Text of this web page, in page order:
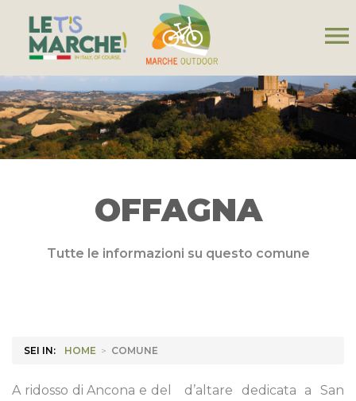
menu
OFFAGNA
Tutte le informazioni su questo comune
SEI IN: HOME > COMUNE
A ridosso di Ancona e del
d’altare dedicata a San